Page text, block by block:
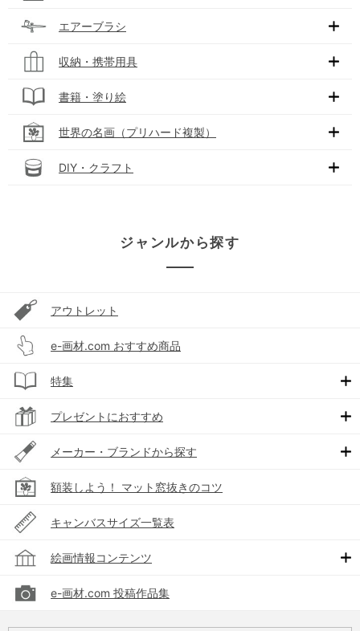
エアーブラシ
収納・携帯用具
書籍・塗り絵
世界の名画（プリハード複製）
DIY・クラフト
ジャンルから探す
アウトレット
e-画材.com おすすめ商品
特集
プレゼントにおすすめ
メーカー・ブランドから探す
額装しよう！ マット窓抜きのコツ
キャンバスサイズ一覧表
絵画情報コンテンツ
e-画材.com 投稿作品集